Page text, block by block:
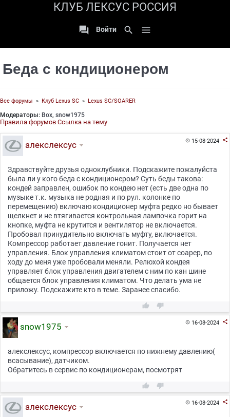
КЛУБ ЛЕКСУС РОССИЯ
 Войти search 
Беда с кондиционером
Все форумы » Клуб Lexus SC » Lexus SC/SOARER
Модераторы: Box, snow1975
Правила форумов Ссылка на тему
15-08-2024 
алекслексус
Здравствуйте друзья одноклубники. Подскажите пожалуйста
была ли у кого беда с кондиционером? Суть беды такова:
кондей заправлен, ошибок по кондею нет (есть две одна по
музыке т.к. музыка не родная и по рул. колонке по
перемещению) включаю кондиционер муфта редко но бывает
щелкнет и не втягивается контрольная лампочка горит на
кнопке, муфта не крутится и вентилятор не включается.
Пробовал принудительно включать муфту, включается.
Компрессор работает давление гонит. Получается нет
управления. Блок управления климатом стоит от соарер, по
ходу до меня уже пробовали меняли. Релюхой кондея
управляет блок управления двигателем с ним по кан шине
общается блок управления климатом. Что делать ума не
приложу. Подскажите кто в теме. Заранее спасибо.
 
16-08-2024 
snow1975
алекслексус, компрессор включается по нижнему давлению(
всасывание), датчиком.
Обратитесь в сервис по кондиционерам, посмотрят
 
16-08-2024 
алекслексус